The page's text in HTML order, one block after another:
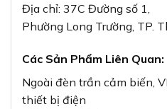
Địa chỉ: 37C Đường số 1,
Phường Long Trường, TP.
Các Sản Phẩm Liên Quan:
Ngoài đèn trần cảm biến,
thiết bị điện